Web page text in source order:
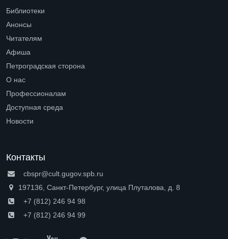
Библиотеки
Анонсы
Читателям
Афиша
Петроградская сторона
О нас
Профессионалам
Доступная среда
Новости
Контакты
cbspr@cult.gugov.spb.ru
197136, Санкт-Петербург, улица Плуталова, д. 8
+7 (812) 246 94 98
+7 (812) 246 94 99